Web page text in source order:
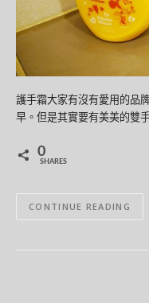
護手霜大家有沒有愛用的品
早。但是其實要有美美的雙
0
SHARES
CONTINUE READING